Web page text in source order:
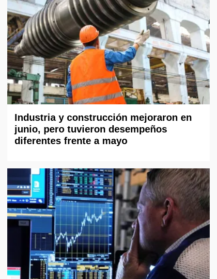
Industria y construcción mejoraron en
junio, pero tuvieron desempeños
diferentes frente a mayo